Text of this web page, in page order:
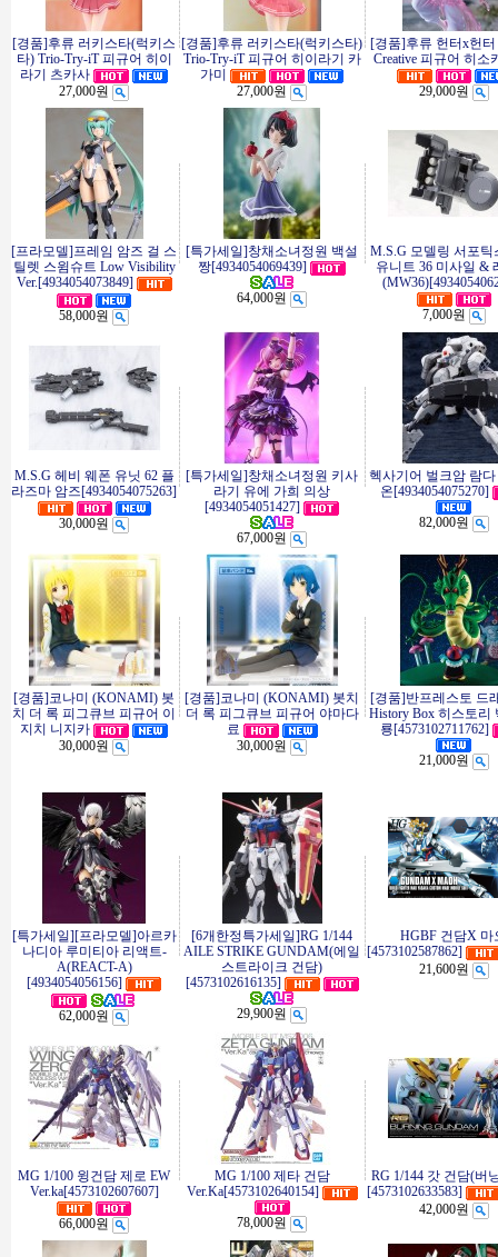
[경품]후류 러키스타(럭키스
타) Trio-Try-iT 피규어 히이
라기 츠카사
27,000원
[경품]후류 러키스타(럭키스타)
Trio-Try-iT 피규어 히이라기 카
가미
27,000원
[경품]후류 헌터x헌터
Creative 피규어 히소
29,000원
[프라모델]프레임 암즈 걸 스
틸렛 스윔슈트 Low Visibility
Ver.[4934054073849]
58,000원
[특가세일]창채소녀정원 백설
짱[4934054069439]
64,000원
M.S.G 모델링 서포틱
유니트 36 미사일 &
7,000원
M.S.G 헤비 웨폰 유닛 62 플
라즈마 암즈[4934054075263]
30,000원
[특가세일]창채소녀정원 키사
라기 유에 가희 의상
[4934054051427]
67,000원
헥사기어 벌크암 람
온[4934054075270]
82,000원
[경품]코나미 (KONAMI) 봇
치 더 록 피그큐브 피규어 이
지치 니지카
30,000원
[경품]코나미 (KONAMI) 봇치
더 록 피그큐브 피규어 야마다
료
30,000원
[경품]반프레스토 드
History Box 히스토리
룡[4573102711762]
21,000원
[특가세일][프라모델]아르카
나디아 루미티아 리액트-
A(REACT-A)
[4934054056156]
62,000원
[6개한정특가세일]RG 1/144
AILE STRIKE GUNDAM(에일
스트라이크 건담)
[4573102616135]
29,900원
HGBF 건담X 마
[4573102587862]
21,600원
MG 1/100 윙건담 제로 EW
Ver.ka[4573102607607]
66,000원
MG 1/100 제타 건담
Ver.Ka[4573102640154]
78,000원
RG 1/144 갓 건담(버
[4573102633583]
42,000원